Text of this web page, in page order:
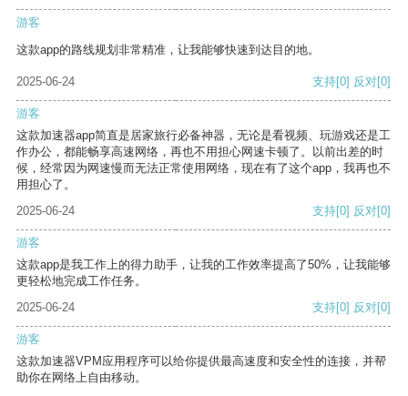
游客
这款app的路线规划非常精准，让我能够快速到达目的地。
2025-06-24 支持[0] 反对[0]
游客
这款加速器app简直是居家旅行必备神器，无论是看视频、玩游戏还是工
作办公，都能畅享高速网络，再也不用担心网速卡顿了。以前出差的时
候，经常因为网速慢而无法正常使用网络，现在有了这个app，我再也不
用担心了。
2025-06-24
支持[0] 反对[0]
游客
这款app是我工作上的得力助手，让我的工作效率提高了50%，让我能够
更轻松地完成工作任务。
2025-06-24
支持[0] 反对[0]
游客
这款加速器VPM应用程序可以给你提供最高速度和安全性的连接，并帮
助你在网络上自由移动。